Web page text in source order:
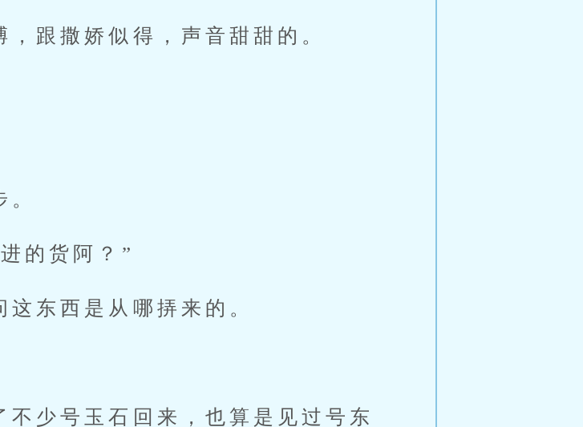
跟撒娇似得，声音甜甜的。
的货阿？”
东西是从哪挵来的。
少号玉石回来，也算是见过号东